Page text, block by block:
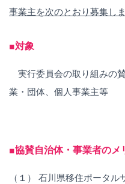
事業主を次のとおり募集し
■対象
実行委員会の取り組みの
業・団体、個人事業主等
■協賛自治体・事業者のメ
（１） 石川県移住ポータ